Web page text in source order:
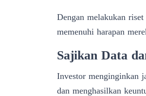
Dengan melakukan
memenuhi harapan
Sajikan Data
Investor menginginkan
dan menghasilkan